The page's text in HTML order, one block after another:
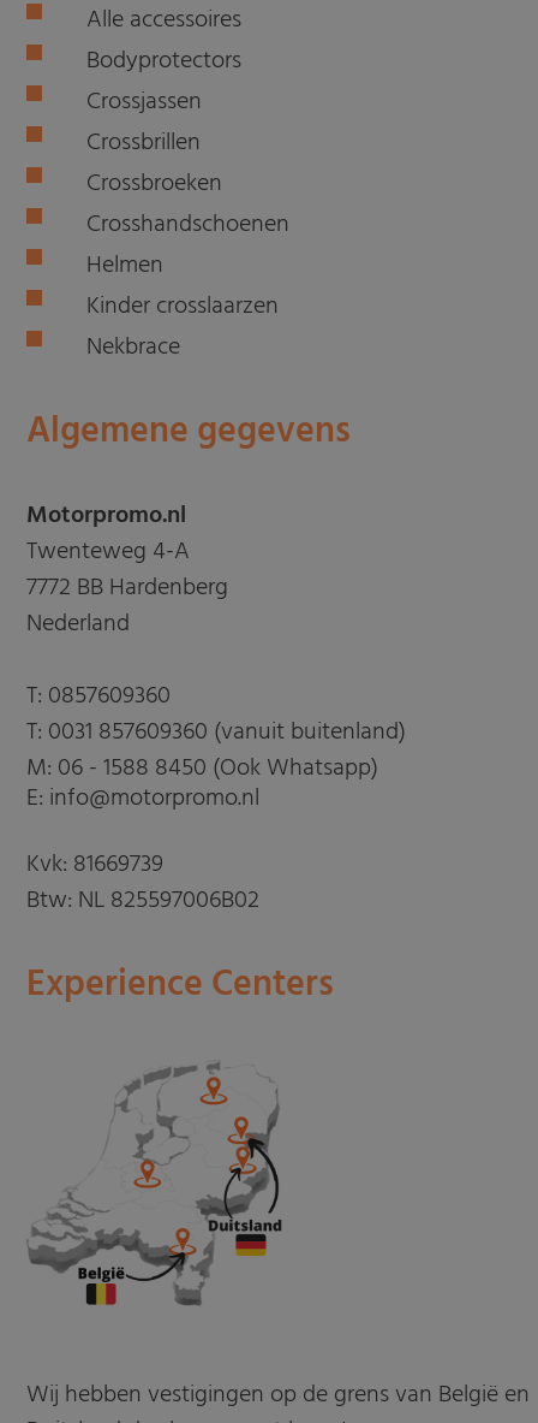
Alle accessoires
Bodyprotectors
Crossjassen
Crossbrillen
Crossbroeken
Crosshandschoenen
Helmen
Kinder crosslaarzen
Nekbrace
Algemene gegevens
Motorpromo.nl
Twenteweg 4-A
7772 BB Hardenberg
Nederland
T: 0857609360
T: 0031 857609360 (vanuit buitenland)
M: 06 - 1588 8450 (Ook Whatsapp)
E: info@motorpromo.nl
Kvk: 81669739
Btw: NL 825597006B02
Experience Centers
Wij hebben vestigingen op de grens van België en